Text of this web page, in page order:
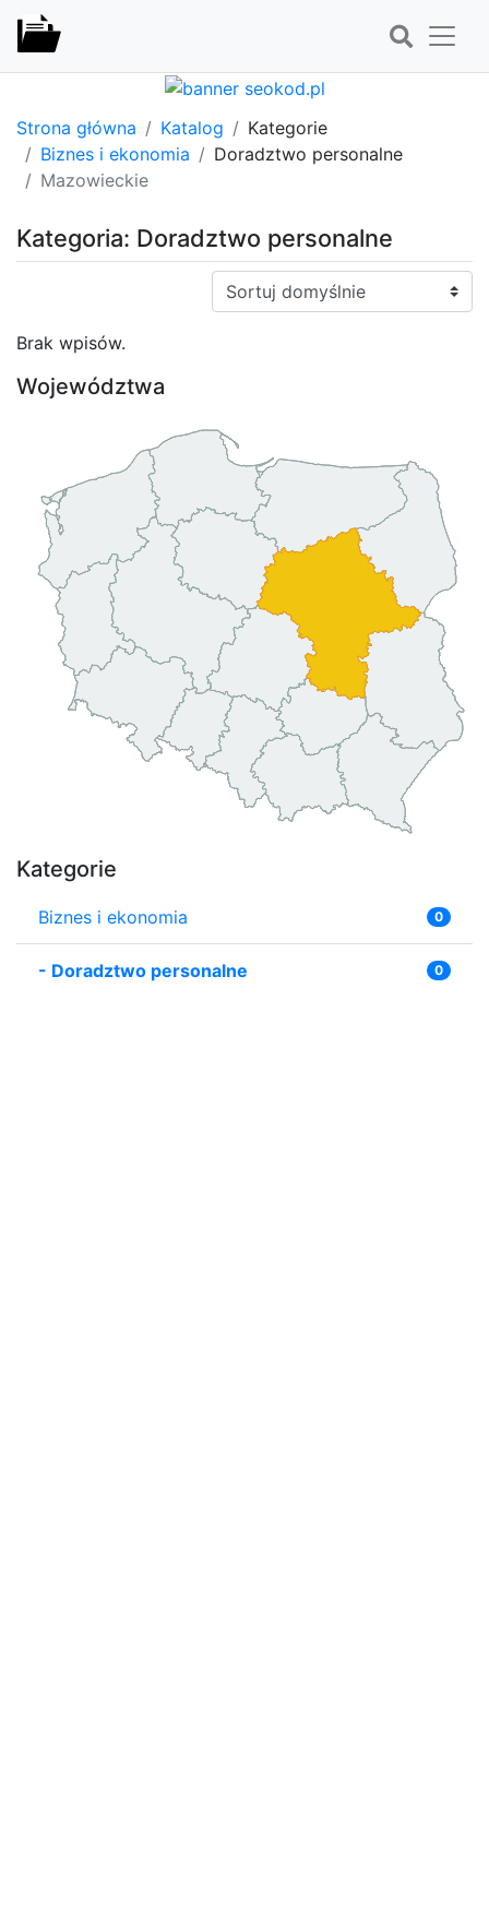
Strona główna Katalog
Kategorie
Biznes i ekonomia
Doradztwo personalne
Mazowieckie
Kategoria: Doradztwo personalne
Sortuj:
Brak wpisów.
Województwa
Kategorie
Biznes i ekonomia 0
- Doradztwo personalne 0